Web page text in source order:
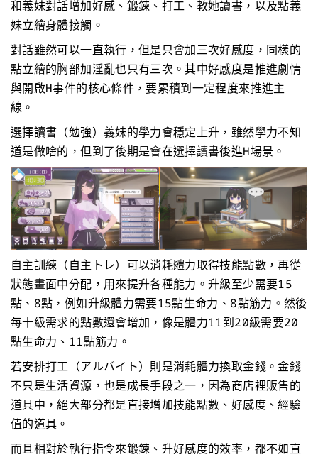
和義妹對話增加好感、鍛鍊、打工、教她讀書，以及點義
妹立繪身體接觸。
對話雖然可以一直執行，但是只會加三次好感度，同樣的
點立繪的胸部加淫亂也只有三次。其中好感度是推進劇情
與開啟H事件的核心條件，要累積到一定程度來推進主
線。
選擇讀書（勉強）義妹的學力會穩定上升，雖然學力不知
道是做啥的，但到了後期是會在選擇讀書後進H場景。
自主訓練（自主トレ）可以消耗體力取得技能點數，再從
狀態畫面中分配，用來提升各種能力。升級至少需要15
點、8點，例如升級體力需要15點生命力、8點筋力。然後
每十級需求的點數還會增加，像是體力11到20級需要20
點生命力、11點筋力。
若安排打工（アルバイト）則是消耗體力換取金錢。金錢
不只是生活資源，也是成長手段之一，因為商店裡販售的
道具中，絕大部分都是直接增加技能點數、好感度、經驗
值的道具。
而且相對於執行指令來鍛鍊、升好感度的效率，都不如直